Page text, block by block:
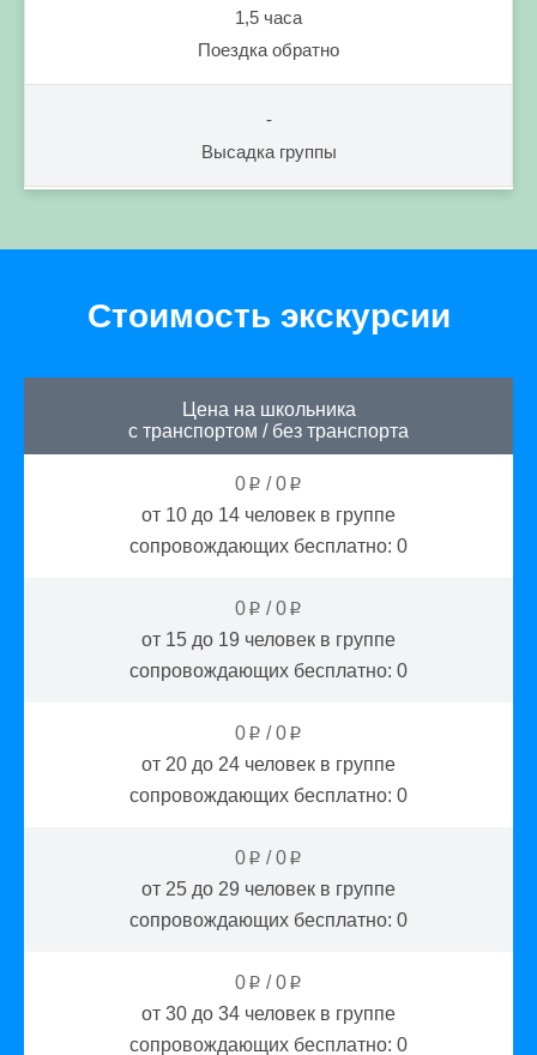
1,5 часа
Поездка обратно
-
Высадка группы
Стоимость экскурсии
Цена на школьника
с транспортом / без транспорта
0 p /0 p
от 10 до 14 человек в группе
сопровождающих бесплатно: 0
0 p /0 p
от 15 до 19 человек в группе
сопровождающих бесплатно: 0
0 p /0 p
от 20 до 24 человек в группе
сопровождающих бесплатно: 0
0 p /0 p
от 25 до 29 человек в группе
сопровождающих бесплатно: 0
0 p /0 p
от 30 до 34 человек в группе
сопровождающих бесплатно: 0